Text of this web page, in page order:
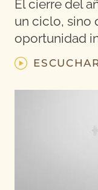
El cierre del
un ciclo, sino
oportunidad